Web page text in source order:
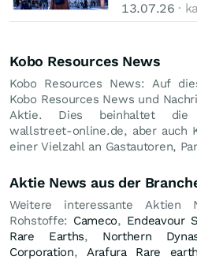
13.07.26 ·
Kobo Resources News
Kobo Resources News: Auf
Kobo Resources News und
Aktie. Dies beinhaltet die
wallstreet-online.de, aber auch
einer Vielzahl an Gastautoren,
Aktie News aus der
Weitere interessante Aktien
Rohstoffe: Cameco, Endeavour
Rare Earths, Northern
Corporation, Arafura Rare